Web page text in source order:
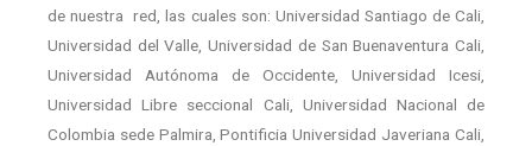
de nuestra red, las cuales son: Universidad Santiago de Cali,
Universidad del Valle, Universidad de San Buenaventura Cali,
Universidad Autónoma de Occidente, Universidad Icesi,
Universidad Libre seccional Cali, Universidad Nacional de
Colombia sede Palmira, Pontificia Universidad Javeriana Cali,